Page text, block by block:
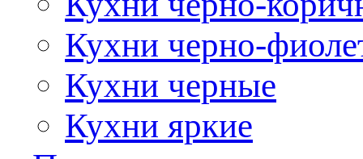
Кухни черно-
Кухни черные
Кухни яркие